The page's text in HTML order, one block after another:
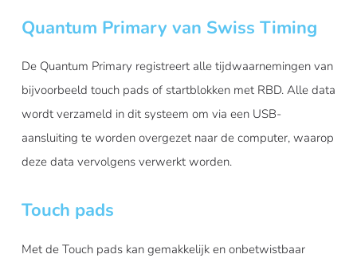
Quantum Primary van Swiss Timing
De Quantum Primary registreert alle tijdwaarnemingen van
bijvoorbeeld touch pads of startblokken met RBD. Alle data
wordt verzameld in dit systeem om via een USB-
aansluiting te worden overgezet naar de computer, waarop
deze data vervolgens verwerkt worden.
Touch pads
Met de Touch pads kan gemakkelijk en onbetwistbaar